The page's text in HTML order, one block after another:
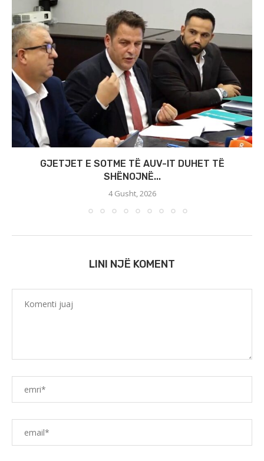
GJETJET E SOTME TË AUV-IT DUHET TË
SHËNOJNË...
4 Gusht, 2026
LINI NJË KOMENT